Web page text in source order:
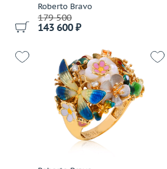
Roberto Bravo
179 500
143 600 ₽